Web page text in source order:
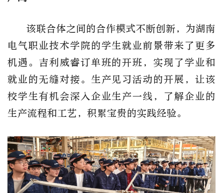
该联合体之间的合作模式不断创新，为湖南
电气职业技术学院的学生就业前景带来了更多
机遇。吉利威睿订单班的开班，实现了学业和
就业的无缝对接。生产见习活动的开展，让该
校学生有机会深入企业生产一线，了解企业的
生产流程和工艺，积累宝贵的实践经验。